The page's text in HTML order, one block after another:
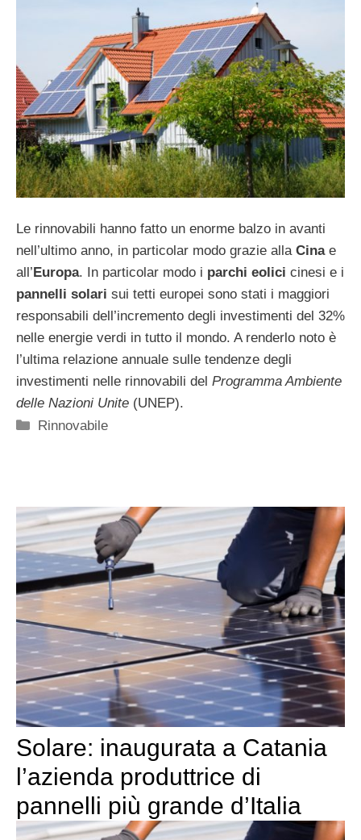
Le rinnovabili hanno fatto un enorme balzo in avanti
nell’ultimo anno, in particolar modo grazie alla Cina e
all’ Europa. In particolar modo i parchi eolici cinesi e i
pannelli solari sui tetti europei sono stati i maggiori
responsabili dell’incremento degli investimenti del 32%
nelle energie verdi in tutto il mondo. A renderlo noto è
l’ultima relazione annuale sulle tendenze degli
investimenti nelle rinnovabili del Programma Ambiente
delle Nazioni Unite (UNEP).
Categorie
Rinnovabile
Solare: inaugurata a Catania
l’azienda produttrice di
pannelli più grande d’Italia